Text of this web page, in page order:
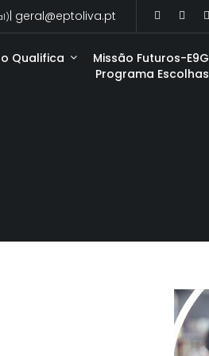
| geral@eptoliva.pt
Qualifica
Missão Futuros-E9G
Programa Escolhas